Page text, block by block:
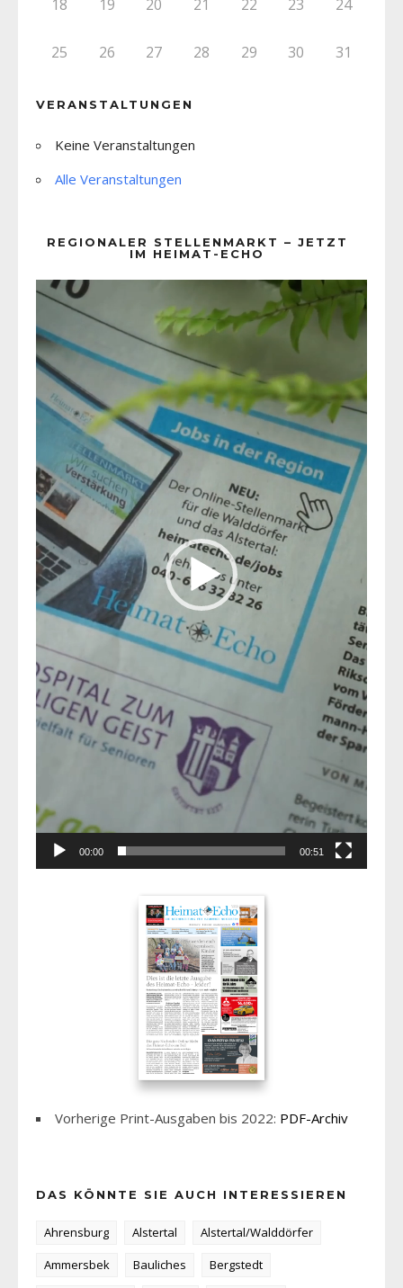
18 19 20 21 22 23 24
25 26 27 28 29 30 31
VERANSTALTUNGEN
Keine Veranstaltungen
Alle Veranstaltungen
REGIONALER STELLENMARKT – JETZT
IM HEIMAT-ECHO
Player
00:00 00:51
Vorherige Print-Ausgaben bis 2022: PDF-Archiv
DAS KÖNNTE SIE AUCH INTERESSIEREN
Ahrensburg Alstertal
Alstertal/Walddörfer
Ammersbek
Bauliches
Bergstedt